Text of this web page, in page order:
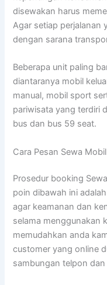
disewakan harus
Agar setiap perjalanan
dengan sarana
Beberapa unit paling
diantaranya mobil
manual, mobil sport
pariwisata yang terdiri
bus dan bus 59 seat.
Cara Pesan Sewa
Prosedur booking
poin dibawah ini
agar keamanan dan
selama menggunakan
memudahkan anda
customer yang online
sambungan telpon